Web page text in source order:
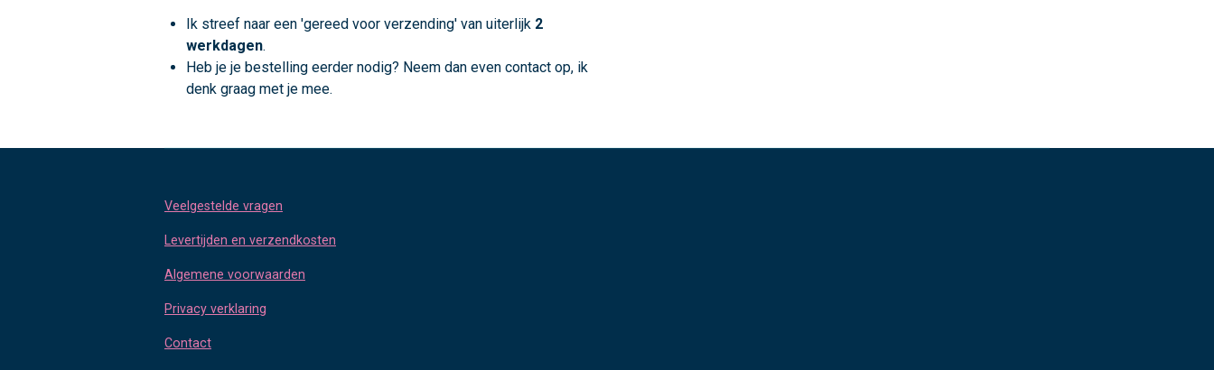
Ik streef naar een 'gereed voor verzending' van uiterlijk 2
werkdagen.
Heb je je bestelling eerder nodig? Neem dan even contact op, ik
denk graag met je mee.
Veelgestelde vragen
Levertijden en verzendkosten
Algemene voorwaarden
Privacy verklaring
Contact